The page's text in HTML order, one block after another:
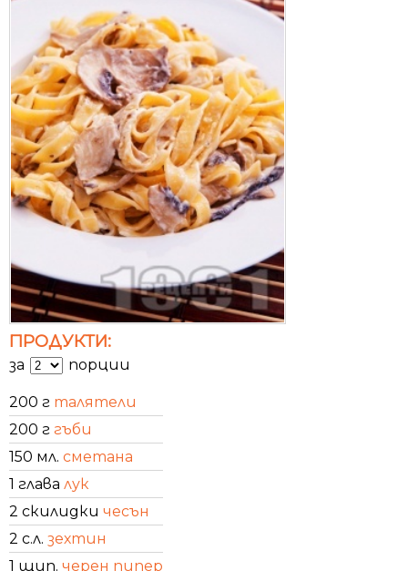
ПРОДУКТИ:
за порции
200 г талятели
200 г гъби
150 мл. сметана
1 глава лук
2 скилидки чесън
2 с.л. зехтин
1 щип. черен пипер